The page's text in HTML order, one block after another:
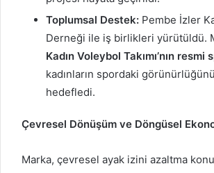
Toplumsal Destek: Pembe İzler
Derneği ile iş birlikleri yürütüldü.
Kadın Voleybol Takımı’nın resmi
kadınların spordaki
hedefledi.
Çevresel Dönüşüm ve Döngüsel
Marka, çevresel ayak izini azaltma